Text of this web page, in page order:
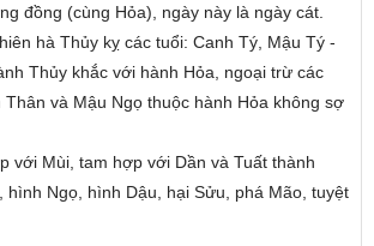
đồng (cùng Hỏa), ngày này là ngày cát.
hà Thủy kỵ các tuổi: Canh Tý, Mậu Tý -
Thủy khắc với hành Hỏa, ngoại trừ các
Thân và Mậu Ngọ thuộc hành Hỏa không sợ
với Mùi, tam hợp với Dần và Tuất thành
hình Ngọ, hình Dậu, hại Sửu, phá Mão, tuyệt